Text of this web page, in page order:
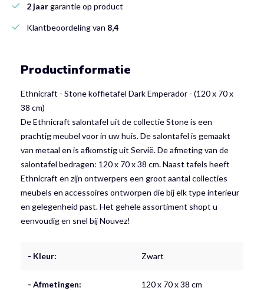
2 jaargarantie op product
Klantbeoordeling van 8,4
Productinformatie
Ethnicraft - Stone koffietafel Dark Emperador - (120 x 70 x
38 cm)
De Ethnicraft salontafel uit de collectie Stone is een
prachtig meubel voor in uw huis. De salontafel is gemaakt
van metaal en is afkomstig uit Servië. De afmeting van de
salontafel bedragen: 120 x 70 x 38 cm. Naast tafels heeft
Ethnicraft en zijn ontwerpers een groot aantal collecties
meubels en accessoires ontworpen die bij elk type interieur
en gelegenheid past. Het gehele assortiment shopt u
eenvoudig en snel bij Nouvez!
- Kleur: Zwart
- Afmetingen: 120 x 70 x 38 cm